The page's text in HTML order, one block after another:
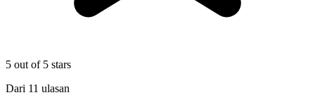
5 out of 5 stars
Dari 11 ulasan